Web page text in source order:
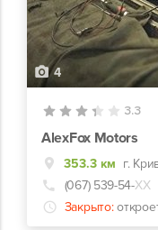
4
3.3
AlexFox Motors
353.3 км г.
(067) 539-54-ХХ
Закрыто: